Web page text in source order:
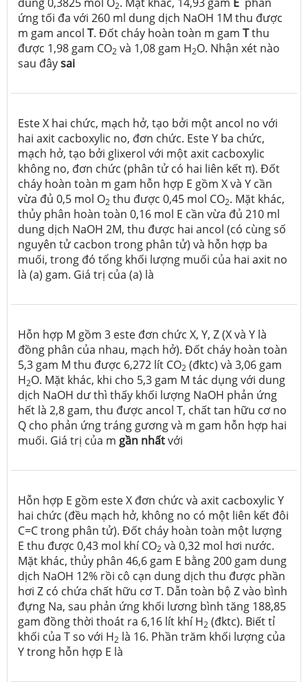
2
ứng tối đa với 260 ml dung dịch NaOH 1M thu được
m gam ancol T. Đốt cháy hoàn toàn m gam Tthu
được 1,98 gam CO2 và 1,08 gam H2O. Nhận xét nào
sau đâysai
Este X hai chức, mạch hở, tạo bởi một ancol no với
hai axit cacboxylic no, đơn chức. Este Y ba chức,
mạch hở, tạo bởi glixerol với một axit cacboxylic
không no, đơn chức (phân tử có hai liên kết π). Đốt
cháy hoàn toàn m gam hỗn hợp E gồm X và Y cần
vừa đủ 0,5 mol O2 thu được 0,45 mol CO2. Mặt khác,
thủy phân hoàn toàn 0,16 mol E cần vừa đủ 210 ml
dung dịch NaOH 2M, thu được hai ancol (có cùng số
nguyên tử cacbon trong phân tử) và hỗn hợp ba
muối, trong đó tổng khối lượng muối của hai axit no
là (a) gam. Giá trị của (a) là
Hỗn hợp M gồm 3 este đơn chức X, Y, Z (X và Y là
đồng phân của nhau, mạch hở). Đốt cháy hoàn toàn
5,3 gam M thu được 6,272 lít CO2 (đktc) và 3,06 gam
H2O. Mặt khác, khi cho 5,3 gam M tác dụng với dung
dịch NaOH dư thì thấy khối lượng NaOH phản ứng
hết là 2,8 gam, thu được ancol T, chất tan hữu cơ no
Q cho phản ứng tráng gương và m gam hỗn hợp hai
muối. Giá trị của m gần nhấtvới
Hỗn hợp E gồm este X đơn chức và axit cacboxylic Y
hai chức (đều mạch hở, không no có một liên kết đôi
C=C trong phân tử). Đốt cháy hoàn toàn một lượng
E thu được 0,43 mol khí CO2 và 0,32 mol hơi nước.
Mặt khác, thủy phân 46,6 gam E bằng 200 gam dung
dịch NaOH 12% rồi cô cạn dung dịch thu được phần
hơi Z có chứa chất hữu cơ T. Dẫn toàn bộ Z vào bình
đựng Na, sau phản ứng khối lương bình tăng 188,85
gam đồng thời thoát ra 6,16 lít khí H2 (đktc). Biết tỉ
khối của T so với H2 là 16. Phần trăm khối lượng của
Y trong hỗn hợp E là